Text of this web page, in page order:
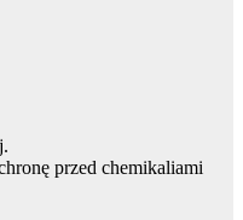
przed chemikaliami